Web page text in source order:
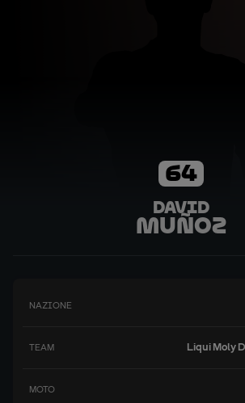
64
David
Muñoz
NAZIONE
TEAM Liqui Moly
MOTO